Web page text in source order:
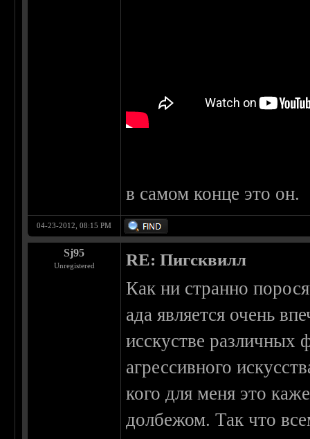
в самом конце это он.
04-23-2012, 08:15 PM
Sj95
Unregistered RE: Пигсквилл
Как ни странно
ада является очень
исскустве различных
агрессивного
кого для меня это
долбежом. Так что